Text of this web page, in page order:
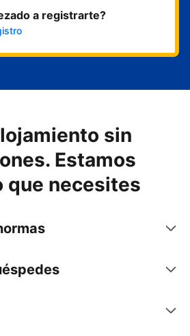
a registrarte?
sin
Estamos
que necesites